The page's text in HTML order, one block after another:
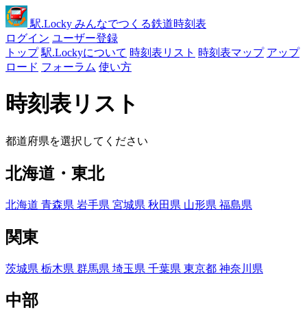
駅.Locky みんなでつくる鉄道時刻表
ログイン ユーザー登録
トップ 駅.Lockyについて 時刻表リスト 時刻表マップ アップ
ロード フォーラム 使い方
時刻表リスト
都道府県を選択してください
北海道・東北
北海道 青森県 岩手県 宮城県 秋田県 山形県 福島県
関東
茨城県 栃木県 群馬県 埼玉県 千葉県 東京都 神奈川県
中部